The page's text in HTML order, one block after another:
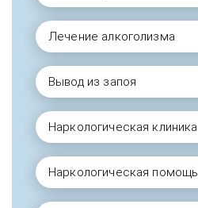
Лечение алкоголизма
Вывод из запоя
Наркологическая клиника
Наркологическая помощь